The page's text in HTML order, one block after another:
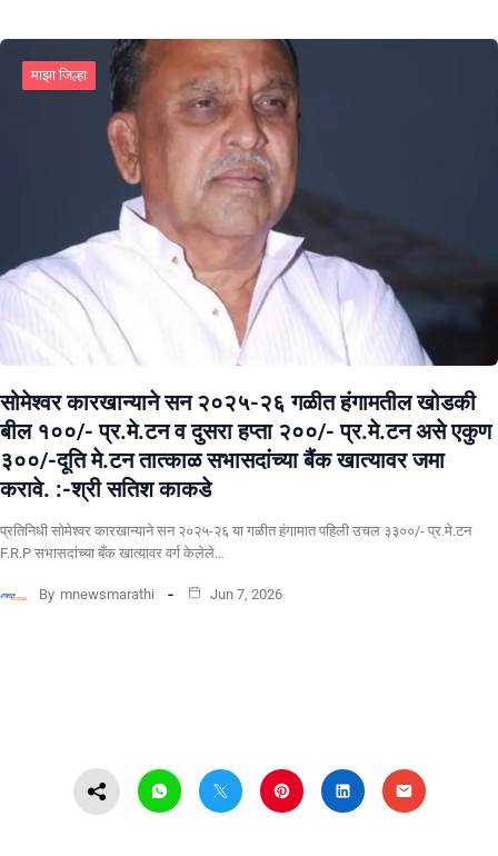
माझा जिल्हा
सोमेश्वर कारखान्याने सन २०२५-२६ गळीत हंगामतील खोडकी
बील १००/- प्र.मे.टन व दुसरा हप्ता २००/- प्र.मे.टन असे एकुण
३००/-दूति मे.टन तात्काळ सभासदांच्या बैंक खात्यावर जमा
करावे. :-श्री सतिश काकडे
प्रतिनिधी सोमेश्वर कारखान्याने सन २०२५-२६ या गळीत हंगामात पहिली उचल ३३००/- प्र.मे.टन
F.R.P सभासदांच्या बँक खात्यावर वर्ग केलेले…
By mnewsmarathi Jun 7, 2026